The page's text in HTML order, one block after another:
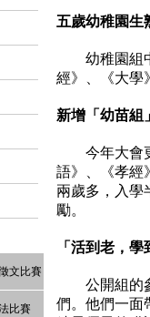
文比賽
比賽
五歲幼稚園生
幼稚園組
經》、《大學
新增「幼苗組
今年大會
語》、《孝經
兩歲多，入學
勵。
「活到老，學
公開組的
們。他們一面